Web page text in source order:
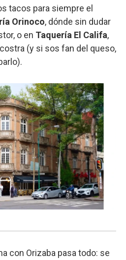
tacos para siempre el
Orinoco, dónde sin dudar
o en Taquería El Califa,
(y si sos fan del queso,
con Orizaba pasa todo: se